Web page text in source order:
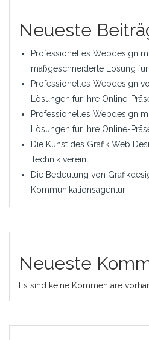
Neueste
Professionelles Webdesign
maßgeschneiderte Lösung
Professionelles Webdesign
Lösungen für Ihre Online-
Professionelles Webdesign
Lösungen für Ihre Online-
Die Kunst des Grafik Web
Technik vereint
Die Bedeutung von
Kommunikationsagentur
Neueste
Es sind keine Kommentare